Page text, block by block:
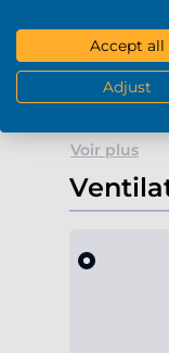
Voir plus
Accept all
Adjust